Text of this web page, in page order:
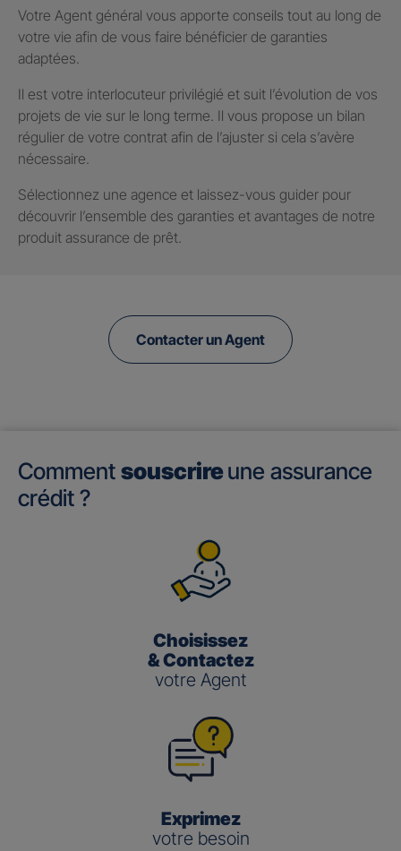
Votre Agent général vous apporte conseils tout au long de
votre vie afin de vous faire bénéficier de garanties
adaptées.
Il est votre interlocuteur privilégié et suit l’évolution de vos
projets de vie sur le long terme. Il vous propose un bilan
régulier de votre contrat afin de l’ajuster si cela s’avère
nécessaire.
Sélectionnez une agence et laissez-vous guider pour
découvrir l’ensemble des garanties et avantages de notre
produit assurance de prêt.
Contacter un Agent
Comment souscrireune assurance
crédit ?
Choisissez
& Contactez
votre Agent
Exprimez
votre besoin